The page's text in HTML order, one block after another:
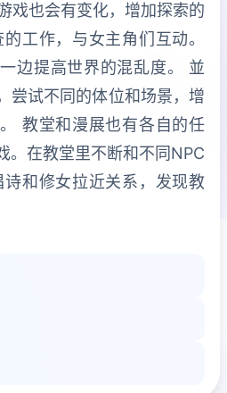
戏也会有变化，增加探索的
工作，与女主角们互动。
边提高世界的混乱度。 並
尝试不同的体位和场景，增
教堂和漫展也有各自的任
。在教堂里不断和不同NPC
和修女拉近关系，发现教